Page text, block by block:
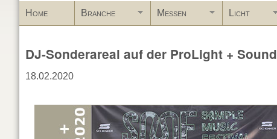
Home Branche Messen Licht
DJ-Sonderareal auf der ProLight + Sound
18.02.2020